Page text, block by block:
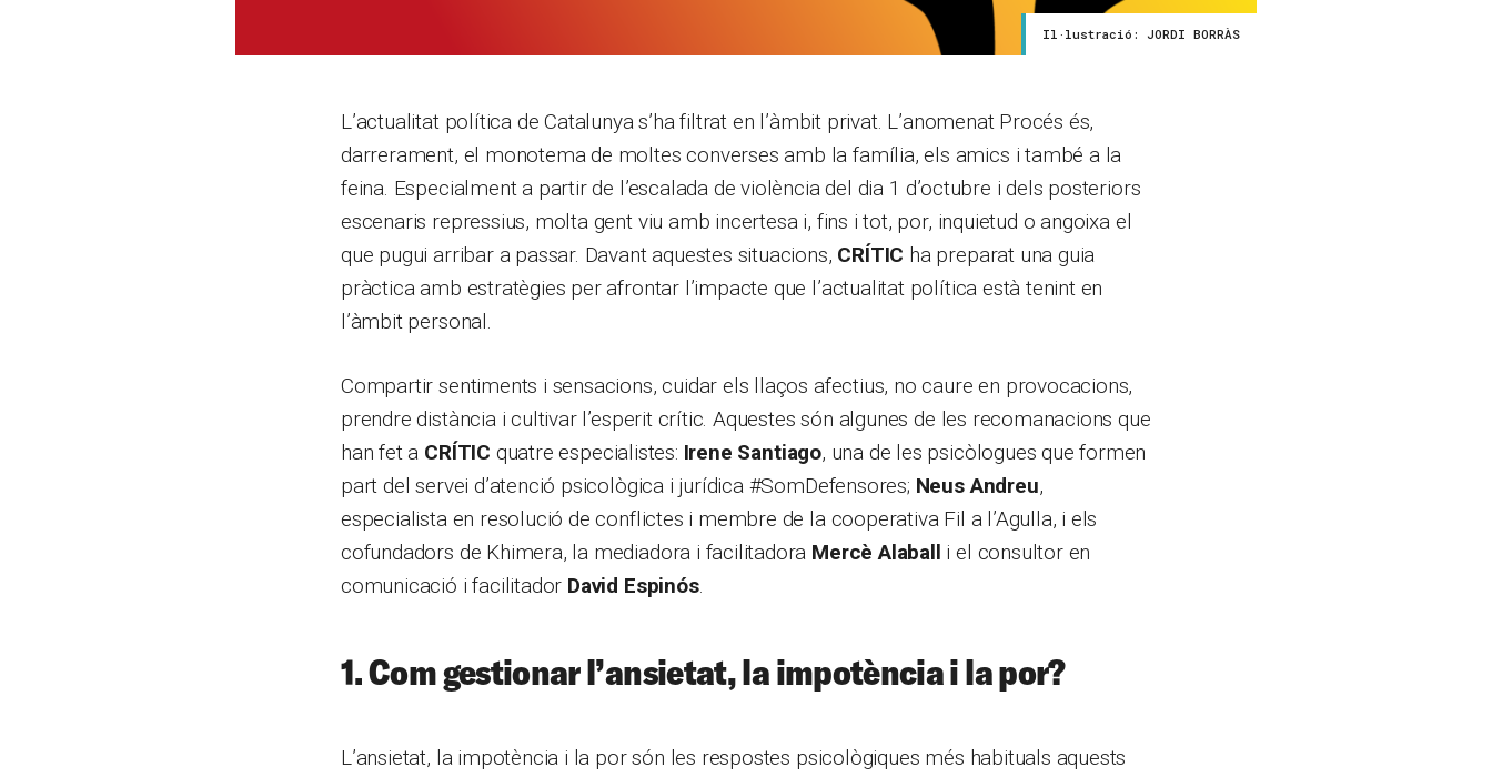
Il·lustració: JORDI BORRÀS
L’actualitat política de Catalunya s’ha filtrat en l’àmbit privat. L’anomenat Procés és,
darrerament, el monotema de moltes converses amb la família, els amics i també a la
feina. Especialment a partir de l’escalada de violència del dia 1 d’octubre i dels posteriors
escenaris repressius, molta gent viu amb incertesa i, fins i tot, por, inquietud o angoixa el
que pugui arribar a passar. Davant aquestes situacions, CRÍTIC ha preparat una guia
pràctica amb estratègies per afrontar l’impacte que l’actualitat política està tenint en
l’àmbit personal.
Compartir sentiments i sensacions, cuidar els llaços afectius, no caure en provocacions,
prendre distància i cultivar l’esperit crític. Aquestes són algunes de les recomanacions que
han fet a CRÍTIC quatre especialistes: Irene Santiago, una de les psicòlogues que formen
part del servei d’atenció psicològica i jurídica #SomDefensores; Neus Andreu,
especialista en resolució de conflictes i membre de la cooperativa Fil a l’Agulla, i els
cofundadors de Khimera, la mediadora i facilitadora Mercè Alaball i el consultor en
comunicació i facilitador David Espinós.
1. Com gestionar l’ansietat, la impotència i la por?
L’ansietat, la impotència i la por són les respostes psicològiques més habituals aquests